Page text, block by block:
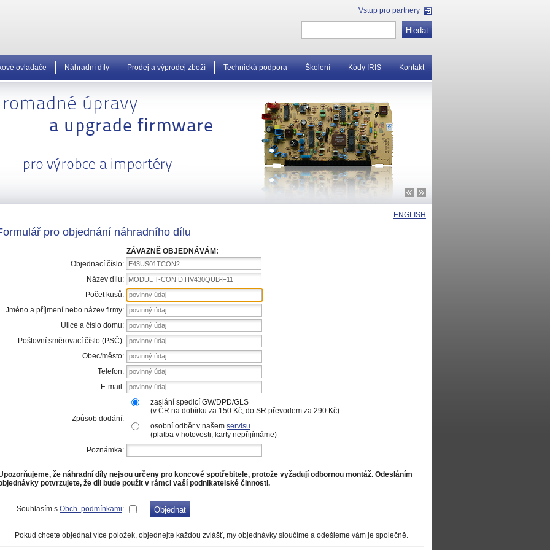
Vstup pro partnery
ovladače Náhradní díly Prodej a výprodej zboží Technická podpora Školení Kódy IRIS Kontakt
ENGLISH
pro objednání náhradního dílu
ZÁVAZNĚ OBJEDNÁVÁM:
Objednací číslo:
E43US01TCON2
Název dílu: MODUL T-CON D.HV430QUB-F11
Počet kusů:
Jméno a příjmení nebo název firmy:
Ulice a číslo domu:
Poštovní směrovací číslo (PSČ):
Obec/město:
Telefon:
E-mail:
Způsob dodání:
zaslání spedicí GW/DPD/GLS
(v ČR na dobírku za 150 Kč, do SR převodem za 290 Kč)
osobní odběr v našem servisu
(platba v hotovosti, karty nepřijímáme)
Poznámka:
že náhradní díly nejsou určeny pro koncové spotřebitele, protože vyžadují odbornou montáž. Odesláním
potvrzujete, že díl bude použit v rámci vaší podnikatelské činnosti.
Souhlasím s Obch. podmínkami:
Pokud chcete objednat více položek, objednejte každou zvlášť, my objednávky sloučíme a odešleme vám je společně.